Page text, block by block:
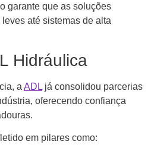
garante que as soluções
até sistemas de alta
Hidráulica
a ADL já consolidou parcerias
oferecendo confiança
em pilares como: